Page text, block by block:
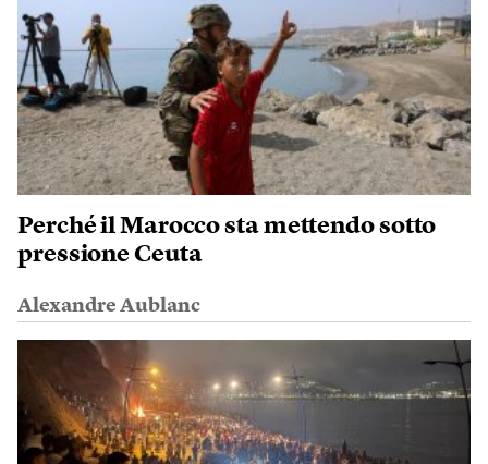
Perché il Marocco sta mettendo sotto
pressione Ceuta
Alexandre Aublanc